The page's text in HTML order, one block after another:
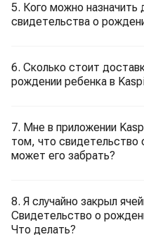
5. Кого можно
свидетельства о
6. Сколько стоит
рождении ребенка в
7. Мне в приложении
том, что свидетельство
может его забрать?
8. Я случайно закрыл
Свидетельство о
Что делать?